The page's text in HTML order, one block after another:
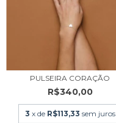
PULSEIRA CORAÇÃO
R$340,00
3 x de R$113,33 sem juros